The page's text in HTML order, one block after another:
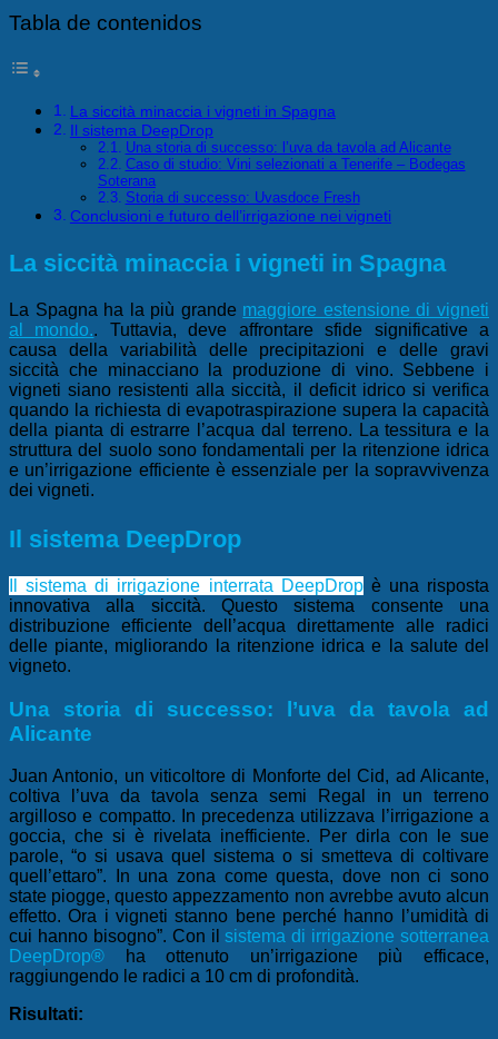
Tabla de contenidos
La siccità minaccia i vigneti in Spagna
Il sistema DeepDrop
Una storia di successo: l’uva da tavola ad Alicante
Caso di studio: Vini selezionati a Tenerife – Bodegas
Soterana
Storia di successo: Uvasdoce Fresh
Conclusioni e futuro dell’irrigazione nei vigneti
La siccità minaccia i vigneti in Spagna
La Spagna ha la più grande maggiore estensione di vigneti
al mondo.. Tuttavia, deve affrontare sfide significative a
causa della variabilità delle precipitazioni e delle gravi
siccità che minacciano la produzione di vino. Sebbene i
vigneti siano resistenti alla siccità, il deficit idrico si verifica
quando la richiesta di evapotraspirazione supera la capacità
della pianta di estrarre l’acqua dal terreno. La tessitura e la
struttura del suolo sono fondamentali per la ritenzione idrica
e un’irrigazione efficiente è essenziale per la sopravvivenza
dei vigneti.
Il sistema DeepDrop
Il sistema di irrigazione interrata DeepDropè una risposta
innovativa alla siccità. Questo sistema consente una
distribuzione efficiente dell’acqua direttamente alle radici
delle piante, migliorando la ritenzione idrica e la salute del
vigneto.
Una storia di successo: l’uva da tavola ad
Alicante
Juan Antonio, un viticoltore di Monforte del Cid, ad Alicante,
coltiva l’uva da tavola senza semi Regal in un terreno
argilloso e compatto. In precedenza utilizzava l’irrigazione a
goccia, che si è rivelata inefficiente. Per dirla con le sue
parole, “o si usava quel sistema o si smetteva di coltivare
quell’ettaro”. In una zona come questa, dove non ci sono
state piogge, questo appezzamento non avrebbe avuto alcun
effetto. Ora i vigneti stanno bene perché hanno l’umidità di
cui hanno bisogno”. Con ilsistema di irrigazione sotterranea
DeepDrop® ha ottenuto un’irrigazione più efficace,
raggiungendo le radici a 10 cm di profondità.
Risultati: